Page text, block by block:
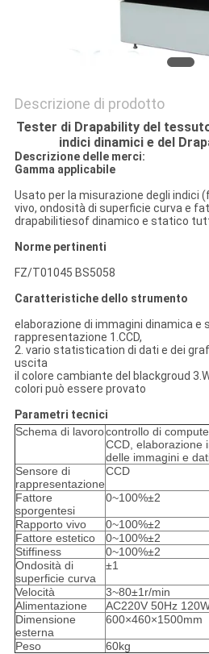
Descrizione di prodotto
Tester di Drapability del
indici dinamici e del
Descrizione delle merci:
Gamma applicabile
Usato per la misurazione degli indici
vivo, ondosità di superficie curva e
drapabilitiesof dinamico e statico
Norme pertinenti
FZ/T01045 BS5058
Caratteristiche dello strumento
elaborazione di immagini dinamica e
rappresentazione 1.CCD,
2. vario statistication di dati e dei
uscita
il colore cambiante del blackgroud
colori può essere provato
Parametri tecnici
Schema di lavorocontrollo di
CCD, elaborazione
delle immagini e
Sensore di
rappresentazione
CCD
Fattore
sporgentesi
0~100%±2
Rapporto vivo
0~100%±2
Fattore estetico
0~100%±2
Stiffiness
0~100%±2
Ondosità di
superficie curva
±1
Velocità
3~80±1r/min
Alimentazione
AC220V 50Hz
Dimensione
esterna
600×460×1500mm
Peso 60kg